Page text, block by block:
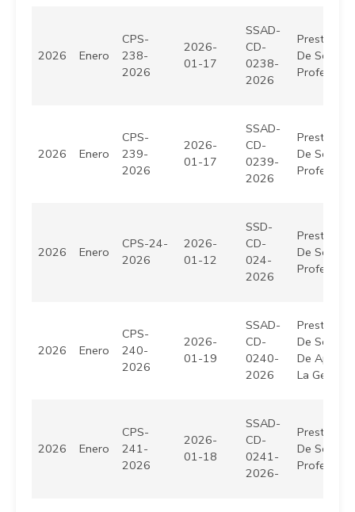
2026 Enero
CPS-
238-
2026
2026-
01-17
SSAD-
CD-
0238-
2026
Prestación
De
2026 Enero
CPS-
239-
2026
2026-
01-17
SSAD-
CD-
0239-
2026
Prestación
De
2026 Enero
CPS-24-
2026
2026-
01-12
SSD-
CD-
024-
2026
Prestación
De
2026 Enero
CPS-
240-
2026
2026-
01-19
SSAD-
CD-
0240-
2026
Prestación
De
De Apoyo
La Gestión
2026 Enero
CPS-
241-
2026
2026-
01-18
SSAD-
CD-
0241-
2026-
Prestación
De